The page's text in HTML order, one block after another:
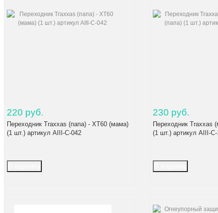
220 руб.
Переходник Traxxas (папа) - XT60 (мама)
(1 шт.) артикул AIII-C-042
230 руб.
Переходник Traxxas
(1 шт.) артикул AIII-